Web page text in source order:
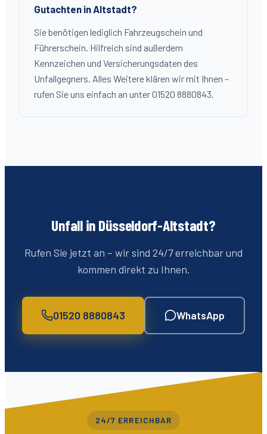
Gutachten in Altstadt?
Sie benötigen lediglich Fahrzeugschein und
Führerschein. Hilfreich sind außerdem
Kennzeichen und Versicherungsdaten des
Unfallgegners. Alles Weitere klären wir mit Ihnen –
rufen Sie uns einfach an unter 01520 8880843.
Unfall in Düsseldorf-Altstadt?
Rufen Sie jetzt an – wir sind 24/7 erreichbar und
kommen direkt zu Ihnen.
01520 8880843 WhatsApp
24/7 ERREICHBAR